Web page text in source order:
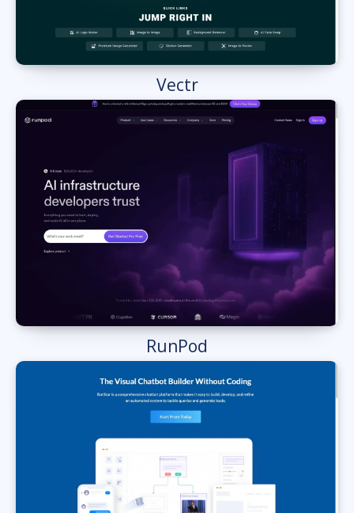
Vectr
RunPod